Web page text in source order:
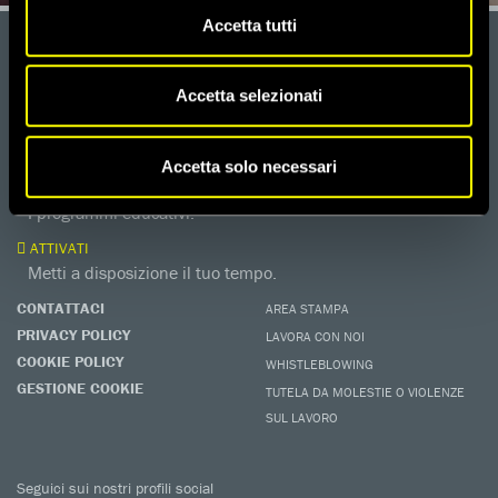
Accetta tutti
Accetta selezionati
Accetta solo necessari
DONA
Aiutaci con una donazione, ora.
FIRMA
I programmi educativi.
ATTIVATI
Metti a disposizione il tuo tempo.
CONTATTACI
PRIVACY POLICY
COOKIE POLICY
GESTIONE COOKIE
AREA STAMPA
LAVORA CON NOI
WHISTLEBLOWING
TUTELA DA MOLESTIE O VIOLENZE
SUL LAVORO
Seguici sui nostri profili social